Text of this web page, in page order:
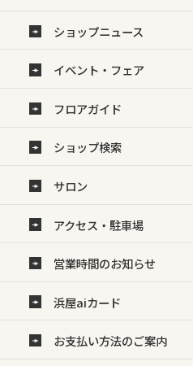
ショップニュース
イベント・フェア
フロアガイド
ショップ検索
サロン
アクセス・駐車場
営業時間のお知らせ
浜屋aiカード
お支払い方法のご案内